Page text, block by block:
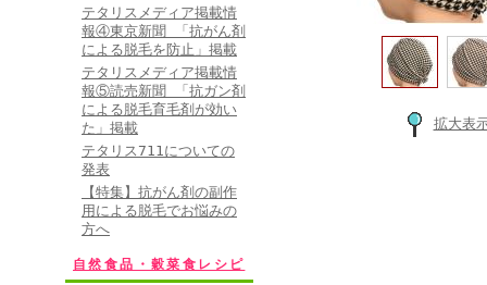
テタリスメディア掲載情
報④東京新聞 「抗がん剤
による脱毛を防止」掲載
テタリスメディア掲載情
報⑤読売新聞 「抗ガン剤
による脱毛育毛剤が効い
た」掲載
テタリス711についての
発表
【特集】抗がん剤の副作
用による脱毛でお悩みの
方へ
自然食品・穀菜食レシピ
拡大表